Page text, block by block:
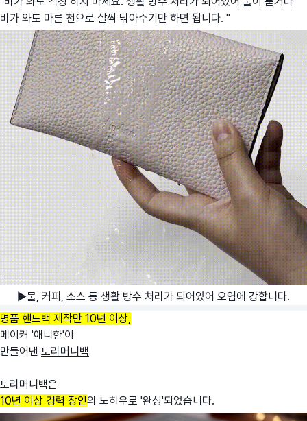
비가 와도 마른 천으로 살짝 닦아주기만 하면 됩니다. "
▶물, 커피, 소스 등 생활 방수 처리가 되어있어 오염에 강합니다.
명품 핸드백 제작만 10년 이상,
메이커 '애니한'이
만들어낸 토리머니백
토리머니백은
10년 이상 경력 장인의 노하우로 '완성'되었습니다.